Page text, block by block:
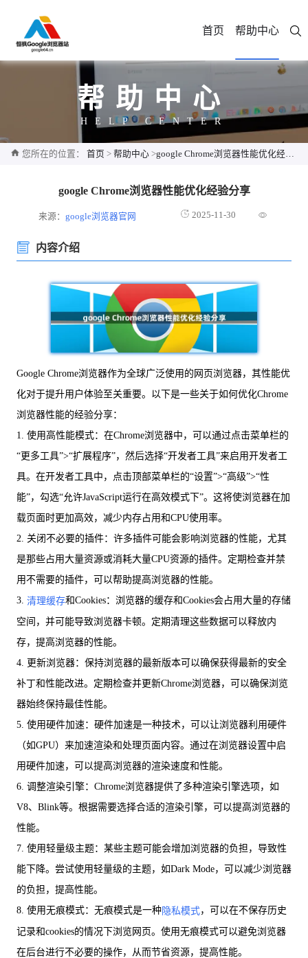
首页 帮助中心
帮助中心
HELP CENTER
您所在的位置： 首页 > 帮助中心 >google Chrome浏览器性能优化经验分享
google Chrome浏览器性能优化经验分享
来源：google浏览器官网 2025-11-30
内容介绍
Google Chrome浏览器作为全球广泛使用的网页浏览器，其性能优
化对于提升用户体验至关重要。以下是一些关于如何优化Chrome
浏览器性能的经验分享：
1. 使用高性能模式：在Chrome浏览器中，可以通过点击菜单栏的
“更多工具”>“扩展程序”，然后选择“开发者工具”来启用开发者工
具。在开发者工具中，点击顶部菜单栏的“设置”>“高级”>“性
能”，勾选“允许JavaScript运行在高效模式下”。这将使浏览器在加
载页面时更加高效，减少内存占用和CPU使用率。
2. 关闭不必要的插件：许多插件可能会影响浏览器的性能，尤其
是那些占用大量资源或消耗大量CPU资源的插件。定期检查并禁
用不需要的插件，可以帮助提高浏览器的性能。
3. 清理缓存和Cookies：浏览器的缓存和Cookies会占用大量的存储
空间，并可能导致浏览器卡顿。定期清理这些数据可以释放内
存，提高浏览器的性能。
4. 更新浏览器：保持浏览器的最新版本可以确保获得最新的安全
补丁和性能改进。定期检查并更新Chrome浏览器，可以确保浏览
器始终保持最佳性能。
5. 使用硬件加速：硬件加速是一种技术，可以让浏览器利用硬件
（如GPU）来加速渲染和处理页面内容。通过在浏览器设置中启
用硬件加速，可以提高浏览器的渲染速度和性能。
6. 调整渲染引擎：Chrome浏览器提供了多种渲染引擎选项，如
V8、Blink等。根据需要选择合适的渲染引擎，可以提高浏览器的
性能。
7. 使用轻量级主题：某些主题可能会增加浏览器的负担，导致性
能下降。尝试使用轻量级的主题，如Dark Mode，可以减少浏览器
的负担，提高性能。
8. 使用无痕模式：无痕模式是一种隐私模式，可以在不保存历史
记录和cookies的情况下浏览网页。使用无痕模式可以避免浏览器
在后台进行不必要的操作，从而节省资源，提高性能。